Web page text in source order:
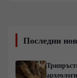
Последни